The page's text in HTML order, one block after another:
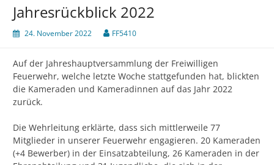
Jahresrückblick 2022
24. November 2022 FF5410
Auf der Jahreshauptversammlung der Freiwilligen
Feuerwehr, welche letzte Woche stattgefunden hat, blickten
die Kameraden und Kameradinnen auf das Jahr 2022
zurück.
Die Wehrleitung erklärte, dass sich mittlerweile 77
Mitglieder in unserer Feuerwehr engagieren. 20 Kameraden
(+4 Bewerber) in der Einsatzabteilung, 26 Kameraden in der